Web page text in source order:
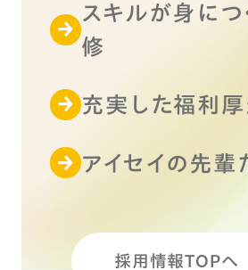
スキルが身につ
修
充実した福利厚
アイセイの先輩
採用情報TOPへ